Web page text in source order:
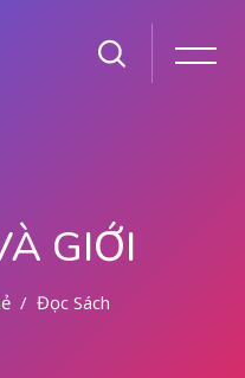
GIỚI
Đọc Sách